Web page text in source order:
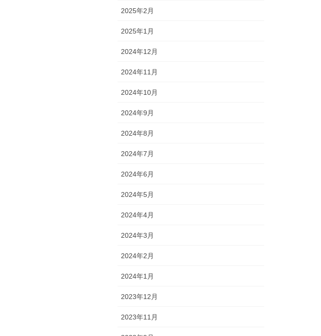
2025年2月
2025年1月
2024年12月
2024年11月
2024年10月
2024年9月
2024年8月
2024年7月
2024年6月
2024年5月
2024年4月
2024年3月
2024年2月
2024年1月
2023年12月
2023年11月